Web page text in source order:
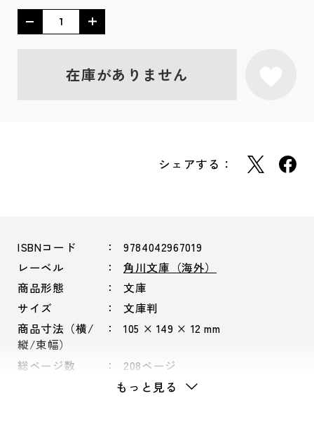
在庫がありません
シェアする：
ISBNコード
9784042967019
レーベル
角川文庫（海外）
商品形態
文庫
サイズ
文庫判
商品寸法（横/
縦/束幅）
105 × 149 × 12 mm
総ページ数 208ページ
もっと見る